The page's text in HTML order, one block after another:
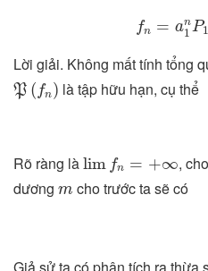
fn = an
1P1
a1n
Lời giải. Không mất tính tổng
P ( fn)
P( fn) là tập hữu hạn, cụ thể
Rõ ràng làlim fn = +∞
lim n= ,
dương m
m cho trước ta sẽ có